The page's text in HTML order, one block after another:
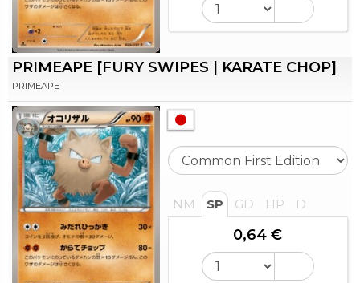
PRIMEAPE [FURY SWIPES | KARATE CHOP]
PRIMEAPE
NM SP GD HP D
0,64 €